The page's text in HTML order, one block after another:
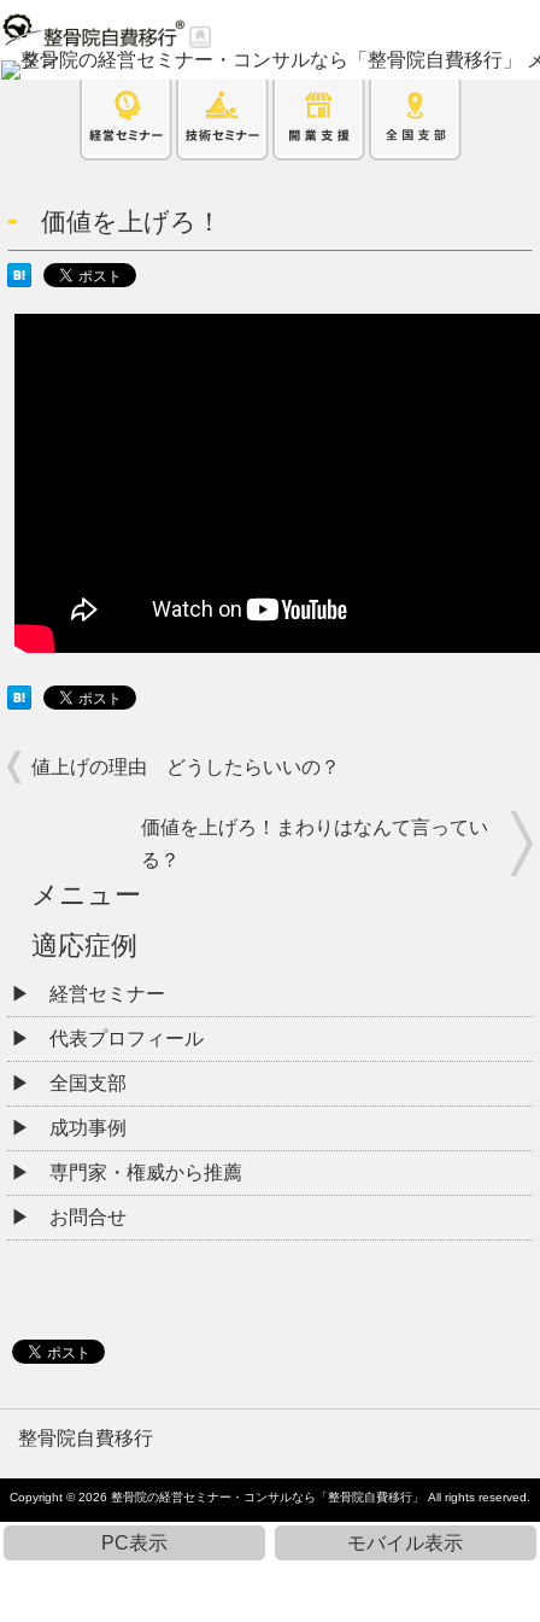
価値を上げろ！
値上げの理由 どうしたらいいの？
価値を上げろ！まわりはなんて言ってい
る？
メニュー
適応症例
経営セミナー
代表プロフィール
全国支部
成功事例
専門家・権威から推薦
お問合せ
整骨院自費移行
Copyright © 2026 整骨院の経営セミナー・コンサルなら「整骨院自費移行」 All rights reserved.
PC表示 モバイル表示